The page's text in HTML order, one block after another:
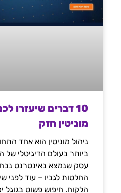
10 דברים שיעזרו
מוניטין חזק
ניהול מוניטין הוא אחד
ביותר בעולם הדיגיטלי של
עסק שנמצא באינטרנט
החלטות לגביו – עוד לפני
הלקוח. חיפוש פשוט בגוגל